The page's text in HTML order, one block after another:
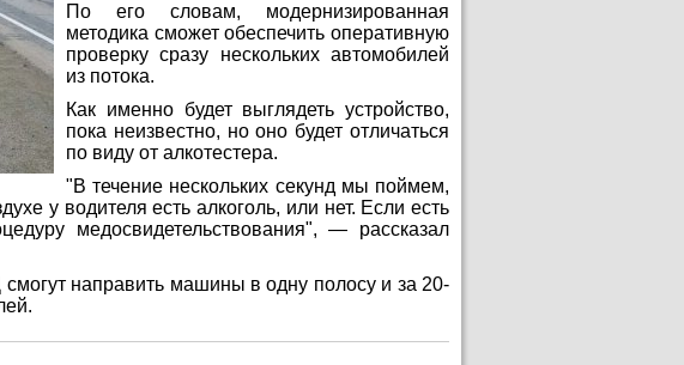
По его словам, модернизированная
методика сможет обеспечить оперативную
проверку сразу нескольких автомобилей
из потока.
Как именно будет выглядеть устройство,
пока неизвестно, но оно будет отличаться
по виду от алкотестера.
"В течение нескольких секунд мы поймем,
у водителя есть алкоголь, или нет. Если есть
медосвидетельствования", — рассказал
направить машины в одну полосу и за 20-